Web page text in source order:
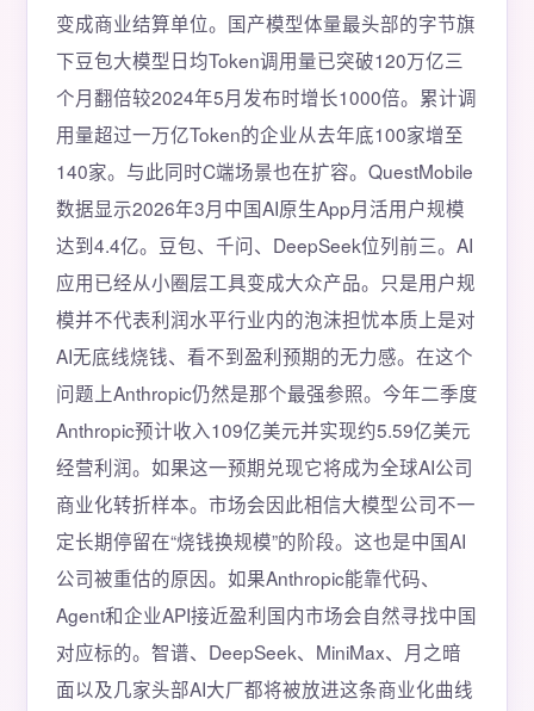
变成商业结算单位。国产模型体量最头部的字节旗
下豆包大模型日均Token调用量已突破120万亿三
个月翻倍较2024年5月发布时增长1000倍。累计调
用量超过一万亿Token的企业从去年底100家增至
140家。与此同时C端场景也在扩容。QuestMobile
数据显示2026年3月中国AI原生App月活用户规模
达到4.4亿。豆包、千问、DeepSeek位列前三。AI
应用已经从小圈层工具变成大众产品。只是用户规
模并不代表利润水平行业内的泡沫担忧本质上是对
AI无底线烧钱、看不到盈利预期的无力感。在这个
问题上Anthropic仍然是那个最强参照。今年二季度
Anthropic预计收入109亿美元并实现约5.59亿美元
经营利润。如果这一预期兑现它将成为全球AI公司
商业化转折样本。市场会因此相信大模型公司不一
定长期停留在“烧钱换规模”的阶段。这也是中国AI
公司被重估的原因。如果Anthropic能靠代码、
Agent和企业API接近盈利国内市场会自然寻找中国
对应标的。智谱、DeepSeek、MiniMax、月之暗
面以及几家头部AI大厂都将被放进这条商业化曲线